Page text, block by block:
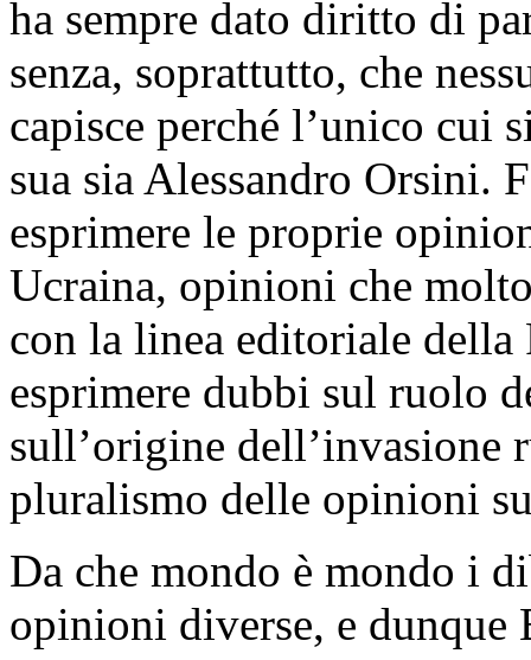
ha sempre dato diritto di
senza, soprattutto, che
capisce perché l’unico cui
sua sia Alessandro Orsini.
esprimere le proprie
Ucraina, opinioni che
con la linea editoriale
esprimere dubbi sul ruolo
sull’origine dell’invasione
pluralismo delle opinioni
Da che mondo è mondo i
opinioni diverse, e dunque